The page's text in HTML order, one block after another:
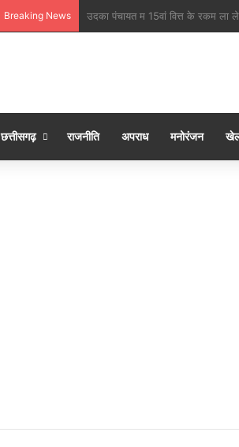
Breaking News बोल बम” के जयघोष मं शिवभक्त मन ला
छत्तीसगढ़ राजनीति अपराध मनोरंजन